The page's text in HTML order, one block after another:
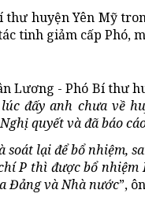
thư huyện Yên Mỹ
tinh giảm cấp Phó,
Lương - Phó Bí thư
đấy anh chưa về
quyết và đã báo
soát lại để bổ nhiệm,
P thì được bổ
Đảng và Nhà nước”,